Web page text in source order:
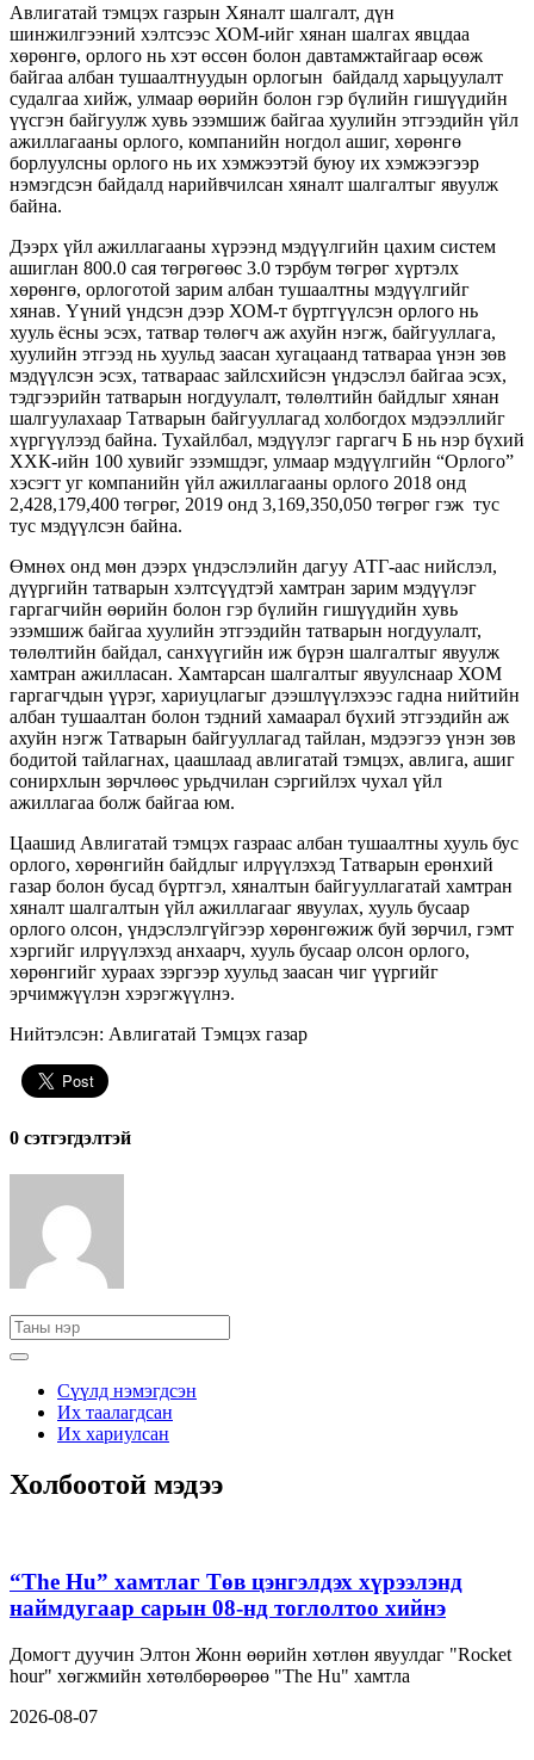
Авлигатай тэмцэх газрын Хяналт шалгалт, дүн
шинжилгээний хэлтсээс ХОМ-ийг хянан шалгах явцдаа
хөрөнгө, орлого нь хэт өссөн болон давтамжтайгаар өсөж
байгаа албан тушаалтнуудын орлогын байдалд харьцуулалт
судалгаа хийж, улмаар өөрийн болон гэр бүлийн гишүүдийн
үүсгэн байгуулж хувь эзэмшиж байгаа хуулийн этгээдийн үйл
ажиллагааны орлого, компанийн ногдол ашиг, хөрөнгө
борлуулсны орлого нь их хэмжээтэй буюу их хэмжээгээр
нэмэгдсэн байдалд нарийвчилсан хяналт шалгалтыг явуулж
байна.
Дээрх үйл ажиллагааны хүрээнд мэдүүлгийн цахим систем
ашиглан 800.0 сая төгрөгөөс 3.0 тэрбум төгрөг хүртэлх
хөрөнгө, орлоготой зарим албан тушаалтны мэдүүлгийг
хянав. Үүний үндсэн дээр ХОМ-т бүртгүүлсэн орлого нь
хууль ёсны эсэх, татвар төлөгч аж ахуйн нэгж, байгууллага,
хуулийн этгээд нь хуульд заасан хугацаанд татвараа үнэн зөв
мэдүүлсэн эсэх, татвараас зайлсхийсэн үндэслэл байгаа эсэх,
тэдгээрийн татварын ногдуулалт, төлөлтийн байдлыг хянан
шалгуулахаар Татварын байгууллагад холбогдох мэдээллийг
хүргүүлээд байна. Тухайлбал, мэдүүлэг гаргагч Б нь нэр бүхий
ХХК-ийн 100 хувийг эзэмшдэг, улмаар мэдүүлгийн “Орлого”
хэсэгт уг компанийн үйл ажиллагааны орлого 2018 онд
2,428,179,400 төгрөг, 2019 онд 3,169,350,050 төгрөг гэж тус
тус мэдүүлсэн байна.
Өмнөх онд мөн дээрх үндэслэлийн дагуу АТГ-аас нийслэл,
дүүргийн татварын хэлтсүүдтэй хамтран зарим мэдүүлэг
гаргагчийн өөрийн болон гэр бүлийн гишүүдийн хувь
эзэмшиж байгаа хуулийн этгээдийн татварын ногдуулалт,
төлөлтийн байдал, санхүүгийн иж бүрэн шалгалтыг явуулж
хамтран ажилласан. Хамтарсан шалгалтыг явуулснаар ХОМ
гаргагчдын үүрэг, хариуцлагыг дээшлүүлэхээс гадна нийтийн
албан тушаалтан болон тэдний хамаарал бүхий этгээдийн аж
ахуйн нэгж Татварын байгууллагад тайлан, мэдээгээ үнэн зөв
бодитой тайлагнах, цаашлаад авлигатай тэмцэх, авлига, ашиг
сонирхлын зөрчлөөс урьдчилан сэргийлэх чухал үйл
ажиллагаа болж байгаа юм.
Цаашид Авлигатай тэмцэх газраас албан тушаалтны хууль бус
орлого, хөрөнгийн байдлыг илрүүлэхэд Татварын ерөнхий
газар болон бусад бүртгэл, хяналтын байгууллагатай хамтран
хяналт шалгалтын үйл ажиллагааг явуулах, хууль бусаар
орлого олсон, үндэслэлгүйгээр хөрөнгөжиж буй зөрчил, гэмт
хэргийг илрүүлэхэд анхаарч, хууль бусаар олсон орлого,
хөрөнгийг хураах зэргээр хуульд заасан чиг үүргийг
эрчимжүүлэн хэрэгжүүлнэ.
Нийтэлсэн: Авлигатай Тэмцэх газар
0 cэтгэгдэлтэй
Сүүлд нэмэгдсэн
Их таалагдсан
Их хариулсан
Холбоотой мэдээ
“The Hu” хамтлаг Төв цэнгэлдэх хүрээлэнд
наймдугаар сарын 08-нд тоглолтоо хийнэ
Домогт дуучин Элтон Жонн өөрийн хөтлөн явуулдаг "Rocket
hour" хөгжмийн хөтөлбөрөөрөө "The Hu" хамтла
2026-08-07